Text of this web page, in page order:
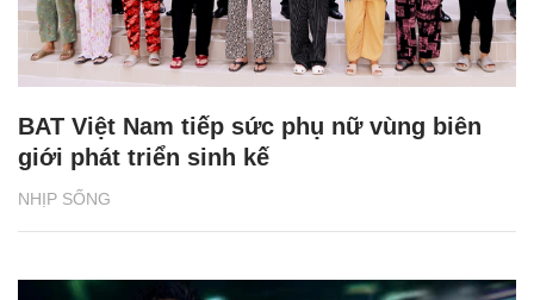
NHỊP SỐNG
BAT Việt Nam tiếp sức phụ nữ vùng biên
giới phát triển sinh kế